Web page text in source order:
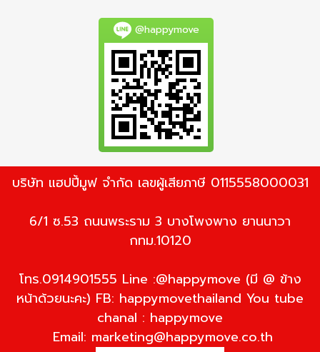
@happymove
บริษัท แฮปปี้มูฟ จำกัด เลขผู้เสียภาษี 0115558000031
6/1 ซ.53 ถนนพระราม 3 บางโพงพาง ยานนาวา
กทม.10120
โทร.0914901555 Line :@happymove (มี @ ข้าง
หน้าด้วยนะคะ) FB: happymovethailand You tube
chanal : happymove
Email: marketing@happymove.co.th